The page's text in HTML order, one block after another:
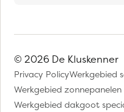
© 2026 De Kluskenner
Privacy PolicyWerkgebied
Werkgebied zonnepanelen
Werkgebied dakgoot